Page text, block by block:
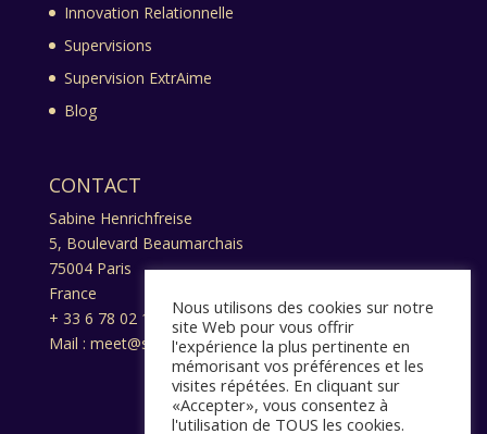
Innovation Relationnelle
Supervisions
Supervision ExtrAime
Blog
CONTACT
Sabine Henrichfreise
5, Boulevard Beaumarchais
75004 Paris
France
+ 33 6 78 02 13 17
Mail : meet@sabine-henrichfreise.com
Nous utilisons des cookies sur notre
site Web pour vous offrir
l'expérience la plus pertinente en
mémorisant vos préférences et les
visites répétées. En cliquant sur
«Accepter», vous consentez à
l'utilisation de TOUS les cookies.